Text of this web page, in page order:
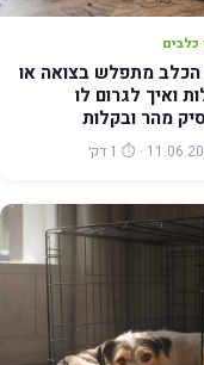
מתפלש בצואה או
ואיך לגרום לו
מהר ובקלות